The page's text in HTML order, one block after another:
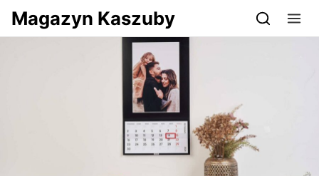
Przejdź do serwisu magazynkaszuby.pl
Magazyn Kaszuby